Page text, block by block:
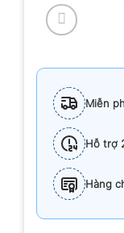
Miễn
Hỗ trợ
Hàng